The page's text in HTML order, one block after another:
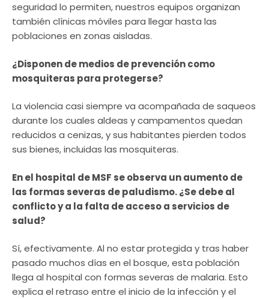
seguridad lo permiten, nuestros equipos organizan
también clínicas móviles para llegar hasta las
poblaciones en zonas aisladas.
¿Disponen de medios de prevención como
mosquiteras para protegerse?
La violencia casi siempre va acompañada de saqueos
durante los cuales aldeas y campamentos quedan
reducidos a cenizas, y sus habitantes pierden todos
sus bienes, incluidas las mosquiteras.
En el hospital de MSF se observa un aumento de
las formas severas de paludismo. ¿Se debe al
conflicto y a la falta de acceso a servicios de
salud?
Sí, efectivamente. Al no estar protegida y tras haber
pasado muchos días en el bosque, esta población
llega al hospital con formas severas de malaria. Esto
explica el retraso entre el inicio de la infección y el